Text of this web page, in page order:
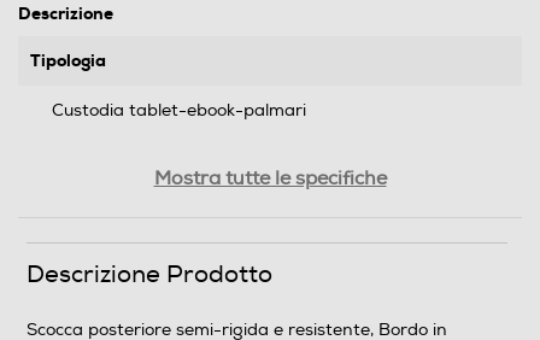
Descrizione
Tipologia
Custodia tablet-ebook-palmari
Mostra tutte le specifiche
Descrizione Prodotto
Scocca posteriore semi-rigida e resistente, Bordo in